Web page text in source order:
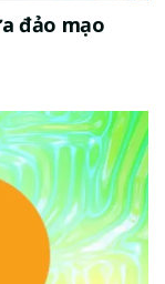
đảo mạo